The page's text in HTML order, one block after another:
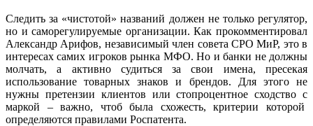
Следить за «чистотой» названий должен не только регулятор,
но и саморегулируемые организации. Как прокомментировал
Александр Арифов, независимый член совета СРО МиР, это в
интересах самих игроков рынка МФО. Но и банки не должны
молчать, а активно судиться за свои имена, пресекая
использование товарных знаков и брендов. Для этого не
нужны претензии клиентов или стопроцентное сходство с
маркой – важно, чтоб была схожесть, критерии которой
определяются правилами Роспатента.